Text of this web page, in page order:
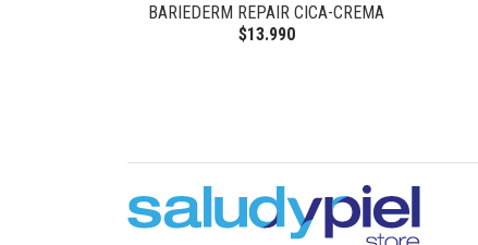
BARIEDERM REPAIR CICA-CREMA
$13.990